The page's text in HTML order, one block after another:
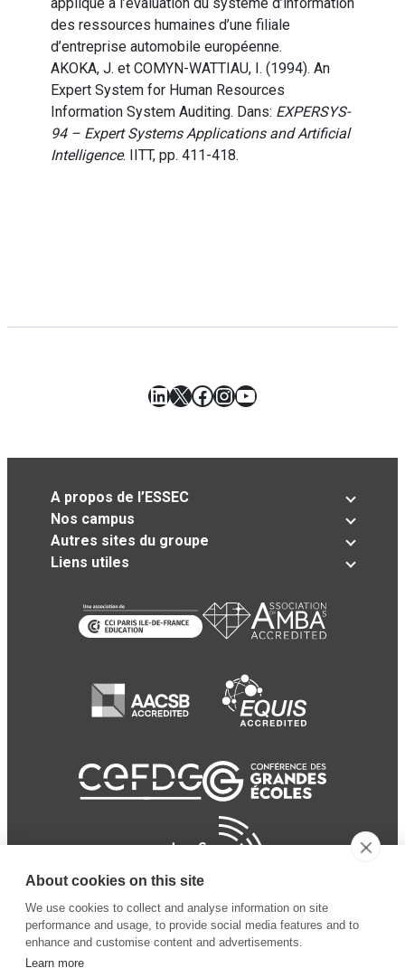
des ressources humaines d’une filiale
d’entreprise automobile européenne.
AKOKA, J. et COMYN-WATTIAU, I. (1994). An
Expert System for Human Resources
Information System Auditing. Dans: EXPERSYS-
94 – Expert Systems Applications and Artificial
Intelligence. IITT, pp. 411-418.
LinkedIn
X Facebook
Instagram
YouTube
A propos de l’ESSEC
Nos campus
Autres sites du groupe
Liens utiles
About cookies on this site
We use cookies to collect and analyse information on site
performance and usage, to provide social media features and to
enhance and customise content and advertisements.
Learn more